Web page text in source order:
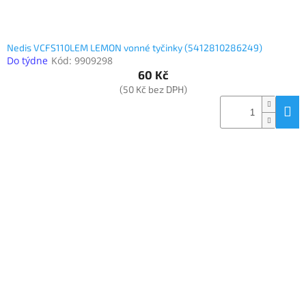
Nedis VCFS110LEM LEMON vonné tyčinky (5412810286249)
Do týdne Kód: 9909298
60 Kč
(50 Kč bez DPH)